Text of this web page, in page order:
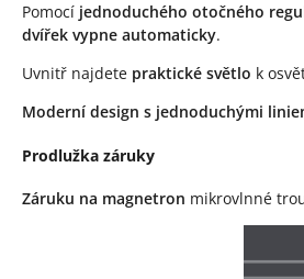
Pomocí jednoduchého otočného
dvířek vypne automaticky.
Uvnitř najdete praktické světlo k
Moderní design s jednoduchými
Prodlužka záruky
Záruku na magnetron mikrovlnné